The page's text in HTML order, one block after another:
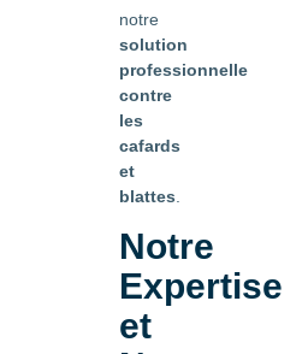
notre
solution
professionnelle
contre
les
cafards
et
blattes
Notre
Expertise
et